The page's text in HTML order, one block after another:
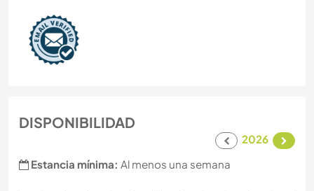
DISPONIBILIDAD
2026
Estancia mínima: Al menos una semana